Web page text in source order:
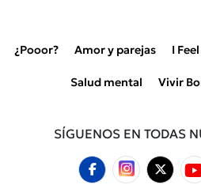
¿Pooor? Amor y parejas I
Salud mental Vivir
SÍGUENOS EN TODAS